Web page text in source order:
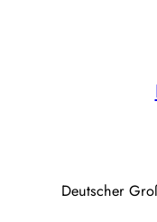
Deutscher